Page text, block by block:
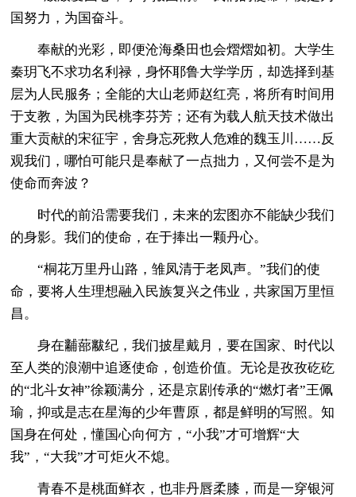
国努力，为国奋斗。
奉献的光彩，即便沧海桑田也会熠熠如初。大学生
秦玥飞不求功名利禄，身怀耶鲁大学学历，却选择到基
层为人民服务；全能的大山老师赵红亮，将所有时间用
于支教，为国为民桃李芬芳；还有为载人航天技术做出
重大贡献的宋征宇，舍身忘死救人危难的魏玉川……反
观我们，哪怕可能只是奉献了一点拙力，又何尝不是为
使命而奔波？
时代的前沿需要我们，未来的宏图亦不能缺少我们
的身影。我们的使命，在于捧出一颗丹心。
“桐花万里丹山路，雏凤清于老凤声。”我们的使
命，要将人生理想融入民族复兴之伟业，共家国万里恒
昌。
身在黼蔀黻纪，我们披星戴月，要在国家、时代以
至人类的浪潮中追逐使命，创造价值。无论是孜孜矻矻
的“北斗女神”徐颖满分，还是京剧传承的“燃灯者”王佩
瑜，抑或是志在星海的少年曹原，都是鲜明的写照。知
国身在何处，懂国心向何方，“小我”才可增辉“大
我”，“大我”才可炬火不熄。
青春不是桃面鲜衣，也非丹唇柔膝，而是一穿银河